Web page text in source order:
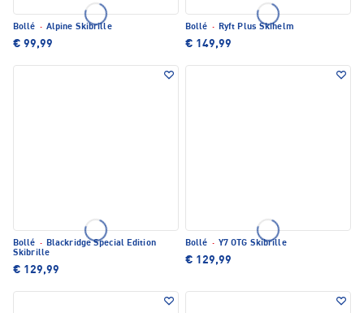
Bollé · Alpine Skibrille
€ 99,99
Bollé · Ryft Plus Skihelm
€ 149,99
Bollé · Blackridge Special Edition
Skibrille
€ 129,99
Bollé · Y7 OTG Skibrille
€ 129,99